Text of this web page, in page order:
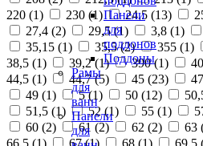
Панели
для
поддонов
Поддоны
Рамы
для
ванн
Панели
для
220 (1) 230 (1) 24,5 (13)
27,4 (2) 29,5 (1) 3,8 (1)
35,15 (1) 35,5 (2) 355 (1)
38,5 (1) 39,2 (1) 390 (1)
44,5 (1) 44,7 (5) 45 (23)
49 (1) 5 (1) 50 (12)
51,5 (1) 52 (1) 55 (1)
60 (2) 61 (2) 62 (2) 63
66,5 (1) 67 (1) 68 (1) 69,5